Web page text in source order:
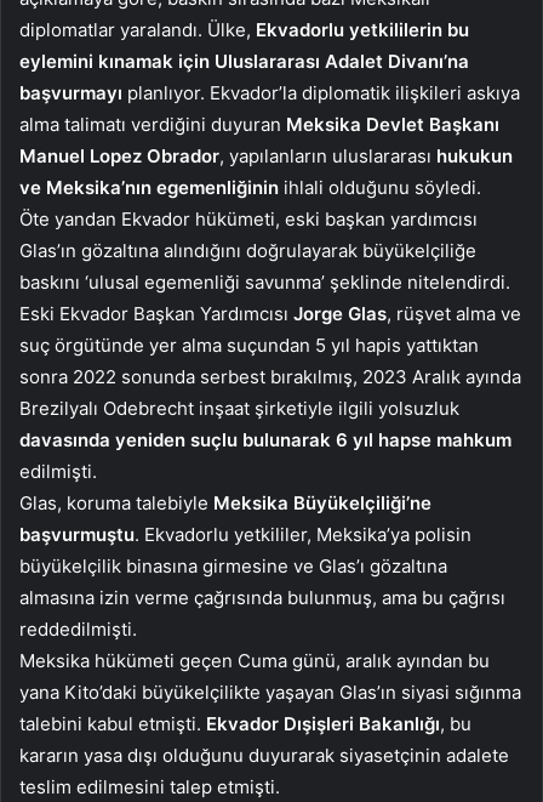
diplomatlar yaralandı. Ülke, Ekvadorlu yetkililerin bu
eylemini kınamak için Uluslararası Adalet Divanı’na
başvurmayı planlıyor. Ekvador’la diplomatik ilişkileri askıya
alma talimatı verdiğini duyuran Meksika Devlet Başkanı
Manuel Lopez Obrador, yapılanların uluslararası hukukun
ve Meksika’nın egemenliğinin ihlali olduğunu söyledi.
Öte yandan Ekvador hükümeti, eski başkan yardımcısı
Glas’ın gözaltına alındığını doğrulayarak büyükelçiliğe
baskını ‘ulusal egemenliği savunma’ şeklinde nitelendirdi.
Eski Ekvador Başkan Yardımcısı Jorge Glas, rüşvet alma ve
suç örgütünde yer alma suçundan 5 yıl hapis yattıktan
sonra 2022 sonunda serbest bırakılmış, 2023 Aralık ayında
Brezilyalı Odebrecht inşaat şirketiyle ilgili yolsuzluk
davasında yeniden suçlu bulunarak 6 yıl hapse mahkum
edilmişti.
Glas, koruma talebiyle Meksika Büyükelçiliği’ne
başvurmuştu. Ekvadorlu yetkililer, Meksika’ya polisin
büyükelçilik binasına girmesine ve Glas’ı gözaltına
almasına izin verme çağrısında bulunmuş, ama bu çağrısı
reddedilmişti.
Meksika hükümeti geçen Cuma günü, aralık ayından bu
yana Kito’daki büyükelçilikte yaşayan Glas’ın siyasi sığınma
talebini kabul etmişti. Ekvador Dışişleri Bakanlığı, bu
kararın yasa dışı olduğunu duyurarak siyasetçinin adalete
teslim edilmesini talep etmişti.